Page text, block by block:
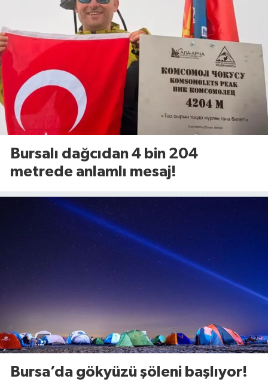
Bursalı dağcıdan 4 bin 204
metrede anlamlı mesaj!
Bursa’da gökyüzü şöleni başlıyor!